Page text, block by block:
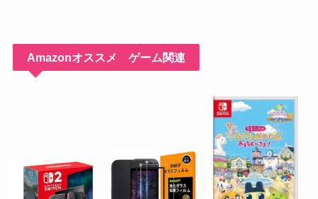
Amazonオススメ ゲーム関連